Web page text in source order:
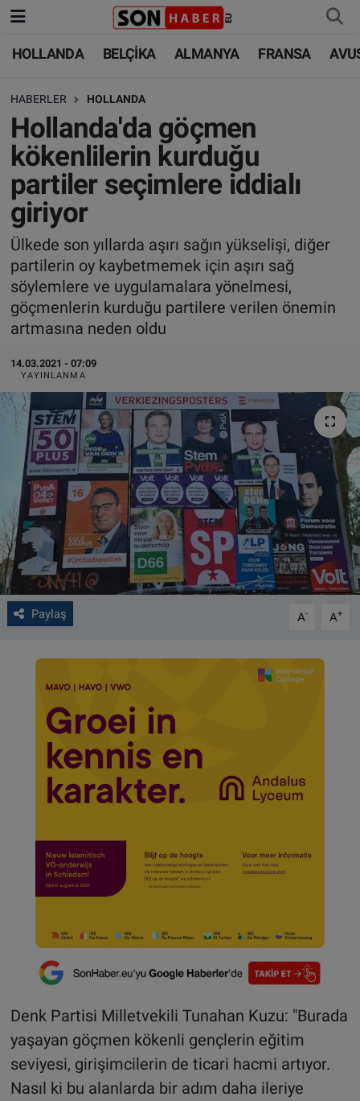
HOLLANDA BELÇİKA ALMANYA FRANSA
HABERLER HOLLANDA
Hollanda'da göçmen
kökenlilerin kurduğu
partiler seçimlere iddialı
giriyor
Ülkede son yıllarda aşırı sağın yükselişi, diğer
partilerin oy kaybetmemek için aşırı sağ
söylemlere ve uygulamalara yönelmesi,
göçmenlerin kurduğu partilere verilen önemin
artmasına neden oldu
14.03.2021 - 07:09
YAYINLANMA
Paylaş A- A+
Denk Partisi Milletvekili Tunahan Kuzu: "Burada
yaşayan göçmen kökenli gençlerin eğitim
seviyesi, girişimcilerin de ticari hacmi artıyor.
Nasıl ki bu alanlarda bir adım daha ileriye
HOLLANDA
BELÇİKA
ALMANYA
FRANSA
AVUSTURYA
SAĞLIK - YAŞAM
BİLİM-TEKNOLOJİ
HOLLANDA
BELÇİKA
ALMANYA
TÜRKİYE
DÜNYA
BİLİM-TEKNOLOJİ
SAĞLIK
VIDEO GALERİ
ALGEMENE VOORWAARDEN
CONTACT
Çerez Politikası
Nöbetçi Eczaneler
Hava Durumu
Trafik Durumu
Süper Lig Puan Durumu ve Fikstür
Tüm Manşetler
Son Dakika Haberleri
Haber Arşivi